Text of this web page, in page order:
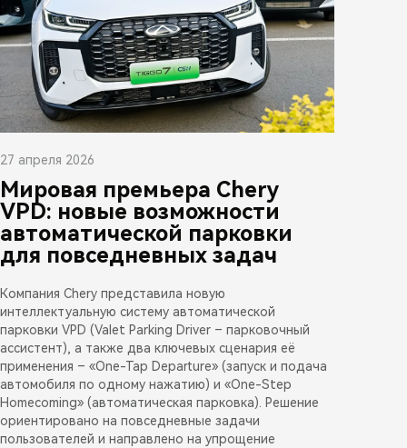
27 апреля 2026
Мировая премьера Chery
VPD: новые возможности
автоматической парковки
для повседневных задач
Компания Chery представила новую
интеллектуальную систему автоматической
парковки VPD (Valet Parking Driver – парковочный
ассистент), а также два ключевых сценария её
применения – «One-Tap Departure» (запуск и подача
автомобиля по одному нажатию) и «One-Step
Homecoming» (автоматическая парковка). Решение
ориентировано на повседневные задачи
пользователей и направлено на упрощение